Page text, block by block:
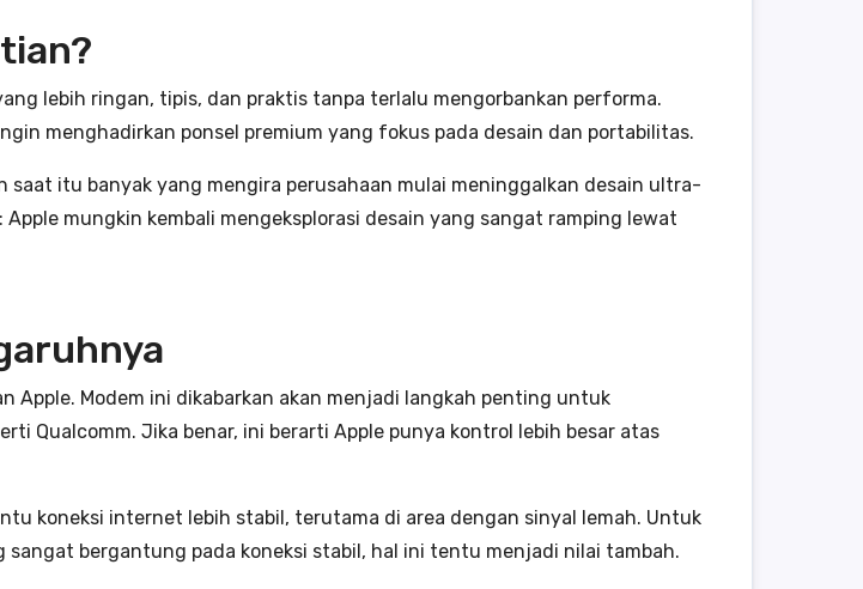
lebih ringan, tipis, dan praktis tanpa terlalu mengorbankan performa.
menghadirkan ponsel premium yang fokus pada desain dan portabilitas.
saat itu banyak yang mengira perusahaan mulai meninggalkan desain ultra-
mungkin kembali mengeksplorasi desain yang sangat ramping lewat
Apple. Modem ini dikabarkan akan menjadi langkah penting untuk
Qualcomm. Jika benar, ini berarti Apple punya kontrol lebih besar atas
koneksi internet lebih stabil, terutama di area dengan sinyal lemah. Untuk
bergantung pada koneksi stabil, hal ini tentu menjadi nilai tambah.